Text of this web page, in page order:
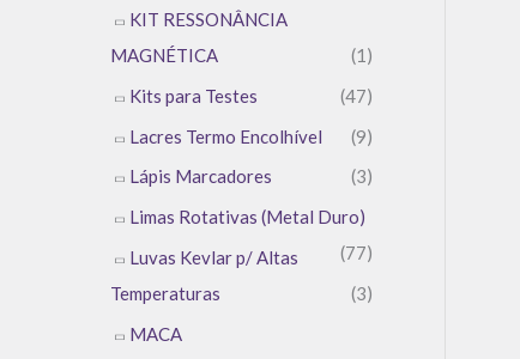
KIT RESSONÂNCIA
MAGNÉTICA
(1)
Kits para Testes
(47)
Lacres Termo Encolhível
(9)
Lápis Marcadores
(3)
Limas Rotativas (Metal Duro)
(77)
Luvas Kevlar p/ Altas
Temperaturas
(3)
MACA